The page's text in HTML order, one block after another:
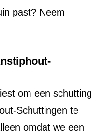
past? Neem
om een schutting
Schuttingen te
omdat we een